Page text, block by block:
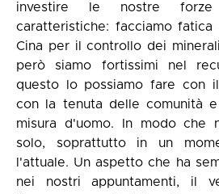
investire le nostre
caratteristiche: facciamo
Cina per il controllo dei
però siamo fortissimi nel
questo lo possiamo fare con
con la tenuta delle comunità
misura d'uomo. In modo che
solo, soprattutto in un
l'attuale. Un aspetto che ha
nei nostri appuntamenti, il